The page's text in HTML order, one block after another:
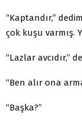
“Kaptandır,”
çok kuşu varmış.
“Lazlar avcıdır,”
“Ben alır ona
“Başka?”